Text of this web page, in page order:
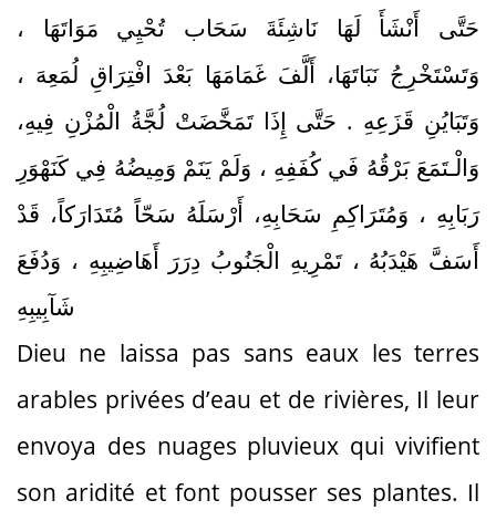
حَتَّى أَنْشَأَ لَهَا نَاشِئَةَ سَحَاب تُحْيِي مَوَاتَهَا ،
وَتَسْتَخْرِجُ نَبَاتَهَا، أَلَّفَ غَمَامَهَا بَعْدَ افْتِرَاقِ لُمَعِهَ ،
وَتَبَايُنِ قَزَعِهِ . حَتَّى إِذَا تَمَخَّضَتْ لُجَّةُ الْمُزْنِ فِيهِ،
وَالْـتَمَعَ بَرْقُهُ فَي كُفَفِهِ ، وَلَمْ يَنَمْ وَمِيضُهُ فِي كَنَهْوَرِ
رَبَابِهِ ، وَمُتَرَاكِمِ سَحَابِهِ، أَرْسَلَهُ سَحّاً مُتَدَارَكاً، قَدْ
أَسَفَّ هَيْدَبُهُ ، تَمْرِيهِ الْجَنُوبُ دِرَرَ أَهَاضِيبِهِ ، وَدُفَعَ
شَآبِيبِهِ
Dieu ne laissa pas sans eaux les terres
arables privées d’eau et de rivières, Il leur
envoya des nuages pluvieux qui vivifient
son aridité et font pousser ses plantes. Il